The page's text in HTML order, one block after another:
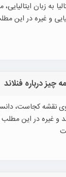
به زبان
و غیره در این
درباره فنلاند
روی نقشه کجاست،
و غیره در این